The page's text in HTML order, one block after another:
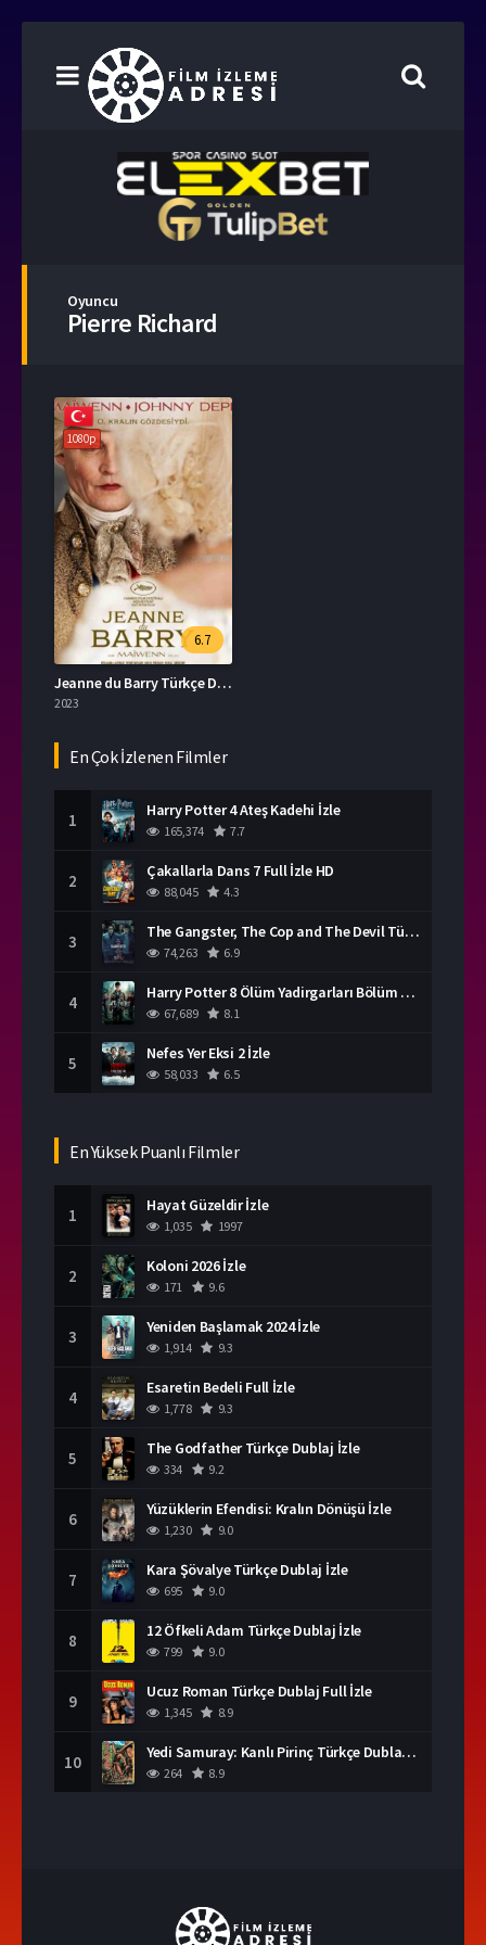
Oyuncu
Pierre Richard
1080p
6.7
Jeanne du Barry Türkçe Dublaj İzle
2023
En Çok İzlenen Filmler
1 Harry Potter 4 Ateş Kadehi İzle
165,374 7.7
2 Çakallarla Dans 7 Full İzle HD
88,045 4.3
3 The Gangster, The Cop and The Devil Türkçe Dublaj İzle
74,263 6.9
4 Harry Potter 8 Ölüm Yadirgarları Bölüm 2 İzle
67,689 8.1
5 Nefes Yer Eksi 2 İzle
58,033 6.5
En Yüksek Puanlı Filmler
1 Hayat Güzeldir İzle
1,035 1997
2 Koloni 2026 İzle
171 9.6
3 Yeniden Başlamak 2024 İzle
1,914 9.3
4 Esaretin Bedeli Full İzle
1,778 9.3
5 The Godfather Türkçe Dublaj İzle
334 9.2
6 Yüzüklerin Efendisi: Kralın Dönüşü İzle
1,230 9.0
7 Kara Şövalye Türkçe Dublaj İzle
695 9.0
8 12 Öfkeli Adam Türkçe Dublaj İzle
799 9.0
9 Ucuz Roman Türkçe Dublaj Full İzle
1,345 8.9
10 Yedi Samuray: Kanlı Pirinç Türkçe Dublaj İzle
264 8.9